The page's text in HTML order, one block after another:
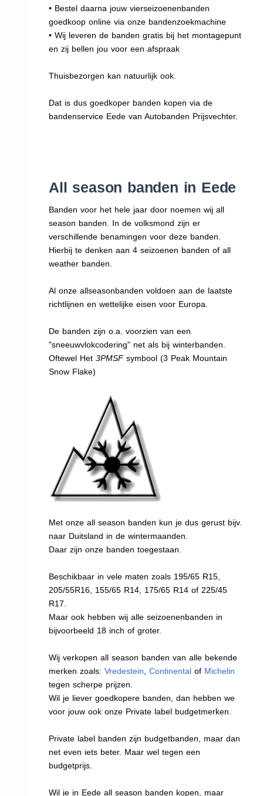
• Bestel daarna jouw vierseizoenenbanden
goedkoop online via onze bandenzoekmachine
• Wij leveren de banden gratis bij het montagepunt
en zij bellen jou voor een afspraak
Thuisbezorgen kan natuurlijk ook.
Dat is dus goedkoper banden kopen via de
bandenservice Eede van Autobanden Prijsvechter.
All season banden in Eede
Banden voor het hele jaar door noemen wij all
season banden. In de volksmond zijn er
verschillende benamingen voor deze banden.
Hierbij te denken aan 4 seizoenen banden of all
weather banden.
Al onze allseasonbanden voldoen aan de laatste
richtlijnen en wettelijke eisen voor Europa.
De banden zijn o.a. voorzien van een
"sneeuwvlokcodering" net als bij winterbanden.
Oftewel Het3PMSFsymbool (3 Peak Mountain
Snow Flake)
Met onze all season banden kun je dus gerust bijv.
naar Duitsland in de wintermaanden.
Daar zijn onze banden toegestaan.
Beschikbaar in vele maten zoals 195/65 R15,
205/55R16, 155/65 R14, 175/65 R14 of 225/45
R17.
Maar ook hebben wij alle seizoenenbanden in
bijvoorbeeld 18 inch of groter.
Wij verkopen all season banden van alle bekende
merken zoals:Vredestein ,Continental of Michelin
tegen scherpe prijzen.
Wil je liever goedkopere banden, dan hebben we
voor jouw ook onze Private label budgetmerken.
Private label banden zijn budgetbanden, maar dan
net even iets beter. Maar wel tegen een
budgetprijs.
Wil je in Eede all season banden kopen, maar